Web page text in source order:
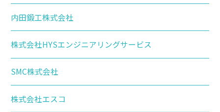
内田鍛工株式会社
株式会社HYSエンジニアリングサービス
SMC株式会社
株式会社エスコ